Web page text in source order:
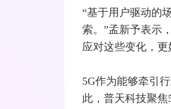
“基于用户驱动的
索。”孟新予表示
应对这些变化，更
5G作为能够牵引
此，普天科技聚